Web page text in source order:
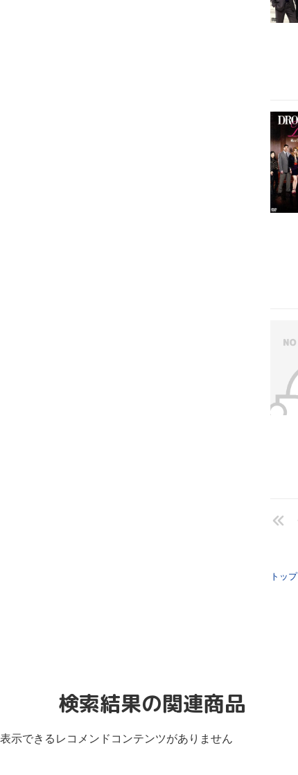
トップ
検索結果の関連商品
表示できるレコメンドコンテンツがありません